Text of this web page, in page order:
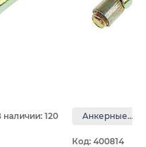
наличии: 120 Анкерные болты
Код: 400814